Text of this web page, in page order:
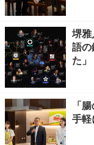
堺
語
た
「
手